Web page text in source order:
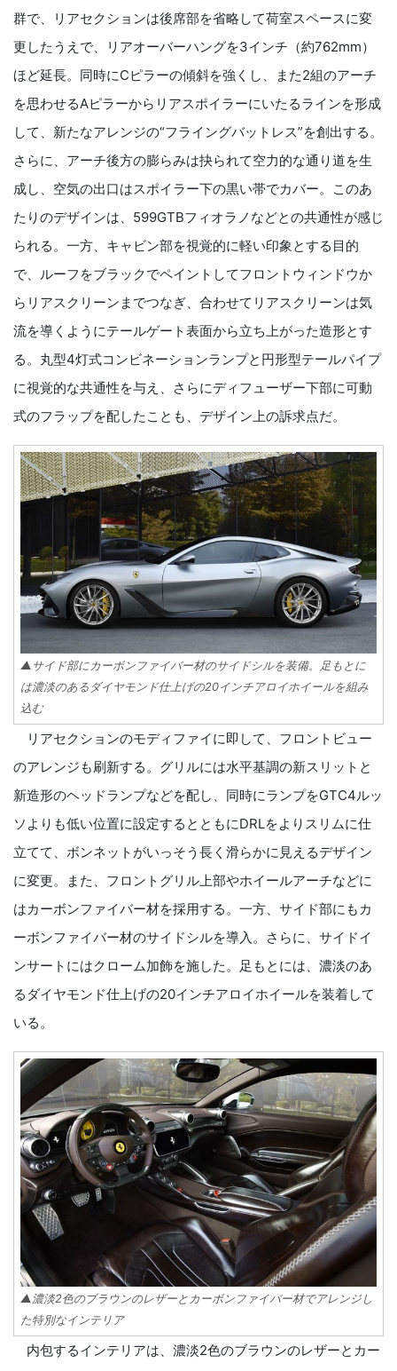
群で、リアセクションは後席部を省略して荷室スペースに変
更したうえで、リアオーバーハングを3インチ（約762mm）
ほど延長。同時にCピラーの傾斜を強くし、また2組のアーチ
を思わせるAピラーからリアスポイラーにいたるラインを形成
して、新たなアレンジの“フライングバットレス”を創出する。
さらに、アーチ後方の膨らみは抉られて空力的な通り道を生
成し、空気の出口はスポイラー下の黒い帯でカバー。このあ
たりのデザインは、599GTBフィオラノなどとの共通性が感じ
られる。一方、キャビン部を視覚的に軽い印象とする目的
で、ルーフをブラックでペイントしてフロントウィンドウか
らリアスクリーンまでつなぎ、合わせてリアスクリーンは気
流を導くようにテールゲート表面から立ち上がった造形とす
る。丸型4灯式コンビネーションランプと円形型テールパイプ
に視覚的な共通性を与え、さらにディフューザー下部に可動
式のフラップを配したことも、デザイン上の訴求点だ。
▲サイド部にカーボンファイバー材のサイドシルを装備。足もとに
は濃淡のあるダイヤモンド仕上げの20インチアロイホイールを組み
込む
リアセクションのモディファイに即して、フロントビュー
のアレンジも刷新する。グリルには水平基調の新スリットと
新造形のヘッドランプなどを配し、同時にランプをGTC4ルッ
ソよりも低い位置に設定するとともにDRLをよりスリムに仕
立てて、ボンネットがいっそう長く滑らかに見えるデザイン
に変更。また、フロントグリル上部やホイールアーチなどに
はカーボンファイバー材を採用する。一方、サイド部にもカ
ーボンファイバー材のサイドシルを導入。さらに、サイドイ
ンサートにはクローム加飾を施した。足もとには、濃淡のあ
るダイヤモンド仕上げの20インチアロイホイールを装着して
いる。
▲濃淡2色のブラウンのレザーとカーボンファイバー材でアレンジし
た特別なインテリア
内包するインテリアは、濃淡2色のブラウンのレザーとカー